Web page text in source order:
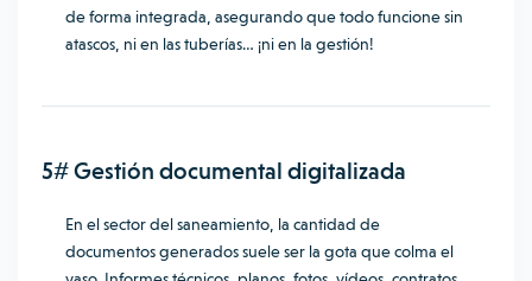
de forma integrada, asegurando que todo funcione sin
atascos, ni en las tuberías… ¡ni en la gestión!
5# Gestión documental digitalizada
En el sector del saneamiento, la cantidad de
documentos generados suele ser la gota que colma el